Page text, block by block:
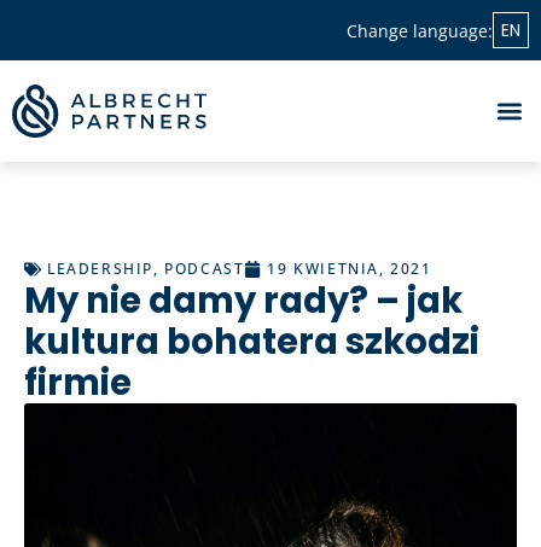
Change language: EN
LEADERSHIP, PODCAST 19 KWIETNIA, 2021
My nie damy rady? – jak
kultura bohatera szkodzi
firmie